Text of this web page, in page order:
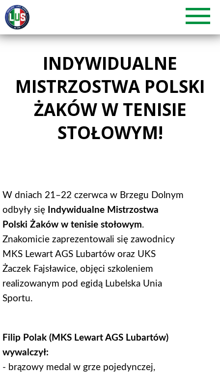
INDYWIDUALNE
MISTRZOSTWA POLSKI
ŻAKÓW W TENISIE
STOŁOWYM!
W dniach 21–22 czerwca w Brzegu Dolnym
odbyły się
Indywidualne Mistrzostwa
Polski Żaków w tenisie stołowym.
Znakomicie zaprezentowali się zawodnicy
MKS Lewart AGS Lubartów oraz UKS
Żaczek Fajsławice, objęci szkoleniem
realizowanym pod egidą Lubelska Unia
Sportu.
Filip Polak (MKS Lewart AGS Lubartów)
wywalczył:
- brązowy medal w grze pojedynczej,